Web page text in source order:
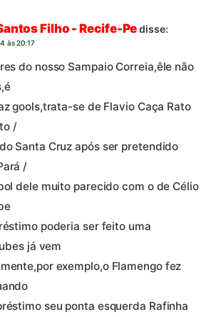
Filho - Recife-Pedisse:
às 20:17
do nosso Sampaio Correia,êle não
gools,trata-se de Flavio Caça Rato
/
Santa Cruz após ser pretendido
/
dele muito parecido com o de Célio
poderia ser feito uma
já vem
exemplo,o Flamengo fez
seu ponta esquerda Rafinha